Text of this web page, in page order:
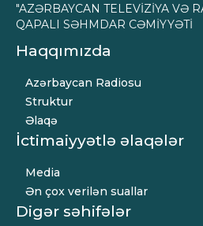
"AZƏRBAYCAN TELEVİZİYA VƏ
QAPALI SƏHMDAR CƏMİYYƏTİ
Haqqımızda
Azərbaycan Radiosu
Struktur
Əlaqə
İctimaiyyətlə əlaqələr
Media
Ən çox verilən suallar
Digər səhifələr